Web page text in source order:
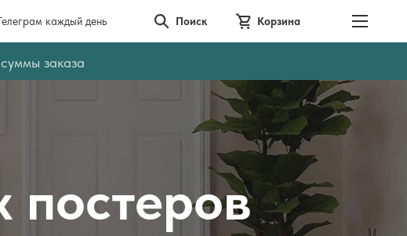
каждый день Поиск Корзина
заказа
постеров